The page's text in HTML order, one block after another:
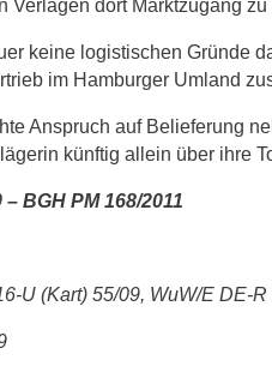
Verlagen dort Marktzugang
keine logistischen Gründe
im Hamburger Umland
Anspruch auf Belieferung
künftig allein über ihre
BGH PM 168/2011
U (Kart) 55/09, WuW/E DE-R